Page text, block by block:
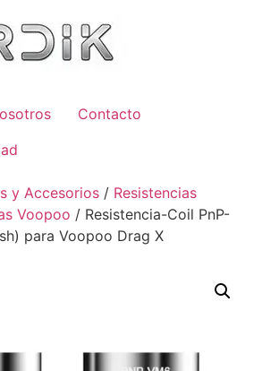
Contacto
y Accesorios / Resistencias
Voopoo / Resistencia-Coil PnP-
para Voopoo Drag X